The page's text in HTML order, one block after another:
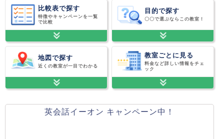
比較表で探す
特徴やキャンペーンを一覧
で比較
目的で探す
〇〇で選ぶならこの教室！
地図で探す
近くの教室が一目でわかる
教室ごとに見る
料金など詳しい情報をチェ
ック
英会話イーオン キャンペーン中！